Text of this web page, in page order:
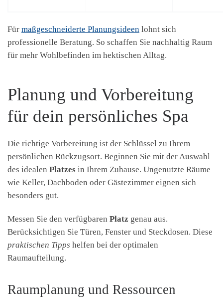
Für maßgeschneiderte Planungsideen lohnt sich
professionelle Beratung. So schaffen Sie nachhaltig Raum
für mehr Wohlbefinden im hektischen Alltag.
Planung und Vorbereitung
für dein persönliches Spa
Die richtige Vorbereitung ist der Schlüssel zu Ihrem
persönlichen Rückzugsort. Beginnen Sie mit der Auswahl
des idealen Platzes in Ihrem Zuhause. Ungenutzte Räume
wie Keller, Dachboden oder Gästezimmer eignen sich
besonders gut.
Messen Sie den verfügbaren Platz genau aus.
Berücksichtigen Sie Türen, Fenster und Steckdosen. Diese
praktischen Tipps helfen bei der optimalen
Raumaufteilung.
Raumplanung und Ressourcen